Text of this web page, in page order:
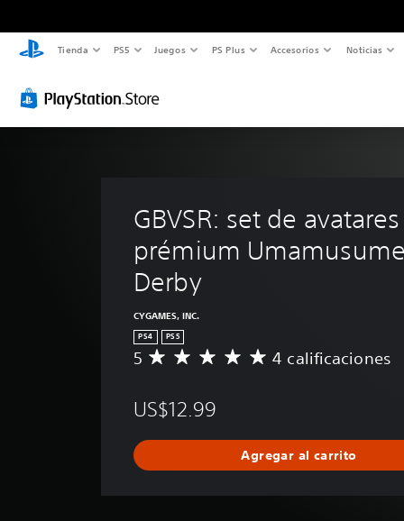
Tienda PS5 Juegos PS Plus Accesorios Noticias
GBVSR: set de
prémium
Derby
CYGAMES, INC.
PS4 PS5
C
i
i
c
c
5 4 calificaciones
US$12.99
Agregar al carrito